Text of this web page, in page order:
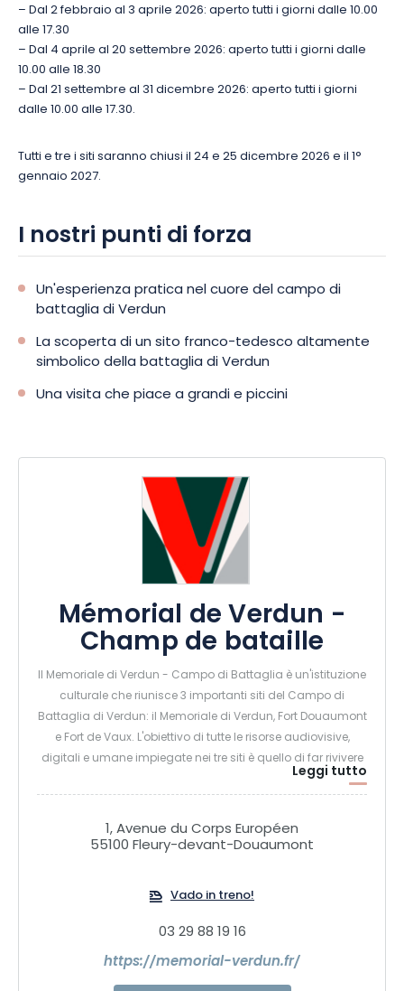
– Dal 2 febbraio al 3 aprile 2026: aperto tutti i giorni dalle 10.00
alle 17.30
– Dal 4 aprile al 20 settembre 2026: aperto tutti i giorni dalle
10.00 alle 18.30
– Dal 21 settembre al 31 dicembre 2026: aperto tutti i giorni
dalle 10.00 alle 17.30.
Tutti e tre i siti saranno chiusi il 24 e 25 dicembre 2026 e il 1°
gennaio 2027.
I nostri punti di forza
Un'esperienza pratica nel cuore del campo di
battaglia di Verdun
La scoperta di un sito franco-tedesco altamente
simbolico della battaglia di Verdun
Una visita che piace a grandi e piccini
Mémorial de Verdun -
Champ de bataille
Il Memoriale di Verdun - Campo di Battaglia è un'istituzione
culturale che riunisce 3 importanti siti del Campo di
Battaglia di Verdun: il Memoriale di Verdun, Fort Douaumont
e Fort de Vaux. L'obiettivo di tutte le risorse audiovisive,
digitali e umane impiegate nei tre siti è quello di far rivivere
Visitare il campo di battaglia di Verdun e i suoi siti principali
è un'esperienza essenziale.
Leggi tutto
1, Avenue du Corps Européen
55100 Fleury-devant-Douaumont
Vado in treno!
03 29 88 19 16
https://memorial-verdun.fr/